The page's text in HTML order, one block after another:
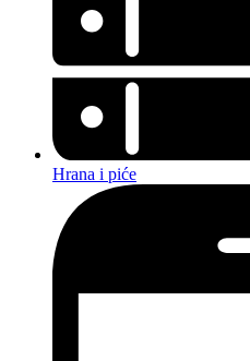
Hrana i piće